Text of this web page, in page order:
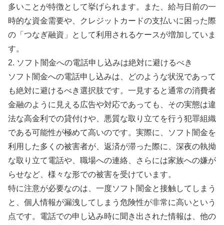
多いことが特徴として挙げられます。また、給与日前の一
時的な資金需要や、クレジットカードの支払いに困った際
の「つなぎ融資」として利用されるケースが増加していま
す。
2. ソフト闇金への電話申し込みは絶対に避けるべき
ソフト闇金への電話申し込みは、どのような状況であって
も絶対に避けるべき選択肢です。一見すると通常の消費者
金融のように見える広告や対応であっても、その実態は違
法な高金利での貸付けや、悪質な取り立てを行う犯罪組織
である可能性が極めて高いのです。実際に、ソフト闇金を
利用した多くの被害者が、返済が滞った際に、深夜の執拗
な取り立て電話や、職場への連絡、さらには家族への嫌が
らせなど、様々な形での被害を受けています。
特に注意が必要なのは、一度ソフト闇金と接触してしまう
と、個人情報が漏洩してしまう危険性が非常に高いという
点です。電話での申し込み時に聞き出された情報は、他の